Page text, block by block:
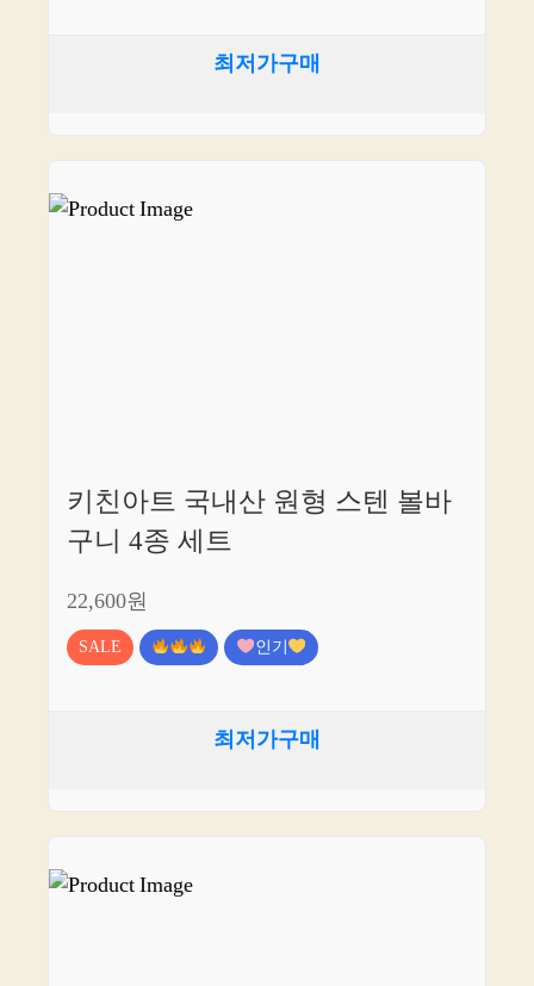
최저가구매
키친아트 국내산 원형 스텐 볼바
구니 4종 세트
22,600원
SALE 인기
최저가구매